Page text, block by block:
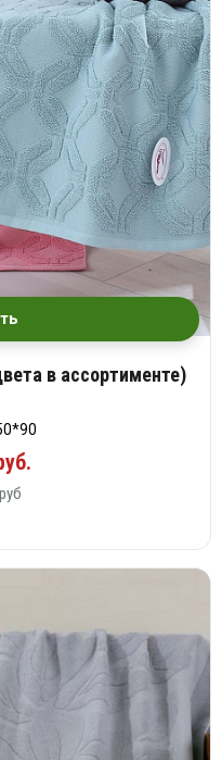
в ассортименте)
руб